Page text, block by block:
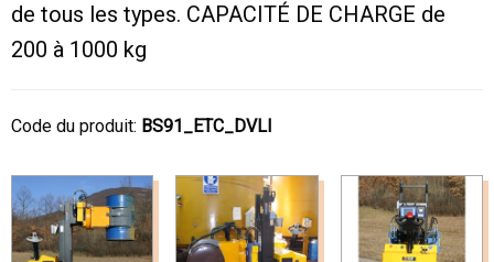
de tous les types. CAPACITÉ DE CHARGE de
200 à 1000 kg
Code du produit: BS91_ETC_DVLI